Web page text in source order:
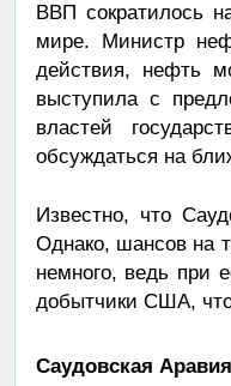
ВВП сократилось
мире. Министр
действия, нефть
выступила с
властей
обсуждаться на
Известно, что
Однако, шансов на
немного, ведь при
добытчики США, что
Саудовская